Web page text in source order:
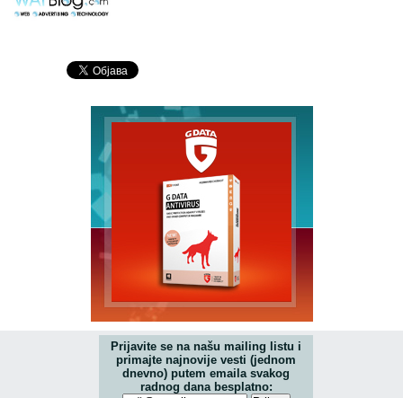
Prijavite se na našu mailing listu i
primajte najnovije vesti (jednom
dnevno) putem emaila svakog
radnog dana besplatno: